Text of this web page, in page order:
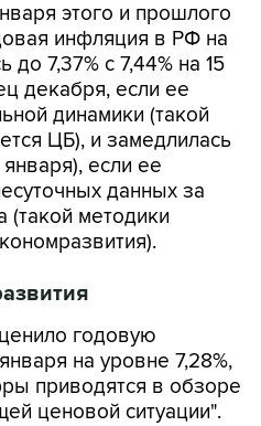
этого и прошлого
инфляция в РФ на
7,37% с 7,44% на 15
декабря, если ее
динамики (такой
ЦБ), и замедлилась
января), если ее
данных за
(такой методики
годовую
на уровне 7,28%,
приводятся в обзоре
ценовой ситуации".